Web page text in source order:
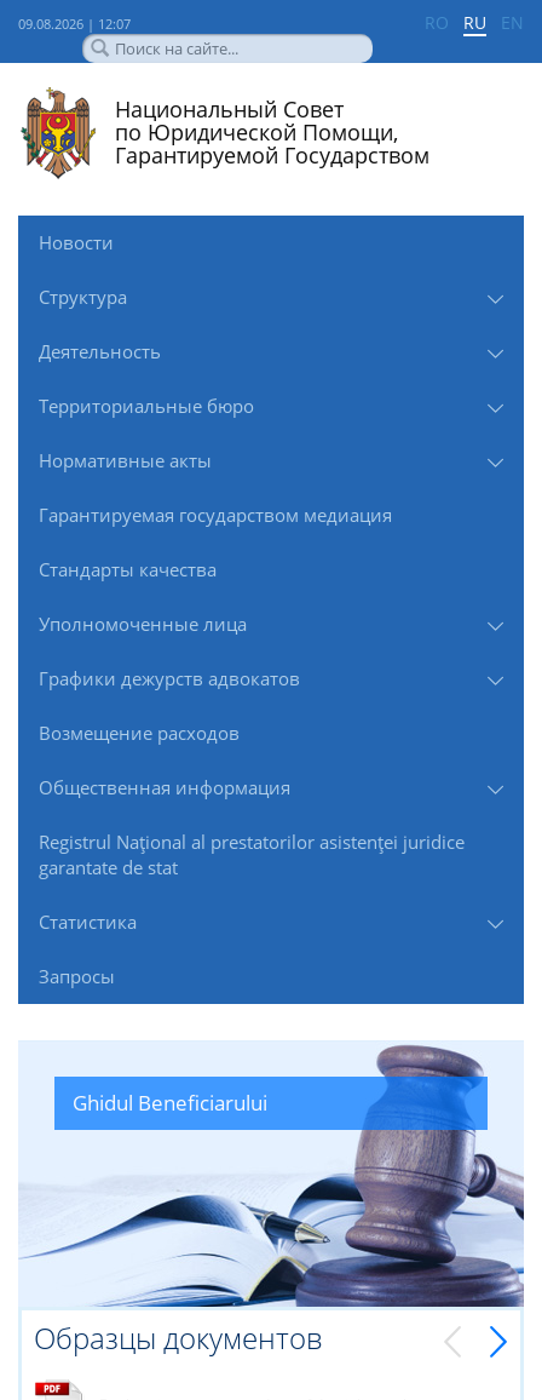
09.08.2026 | 12:07 RO RU EN
Национальный Совет
по Юридической Помощи,
Гарантируемой Государством
Новости
Структура
Деятельность
Территориальные бюро
Нормативные акты
Гарантируемая государством медиация
Стандарты качества
Уполномоченные лица
Графики дежурств адвокатов
Возмещение расходов
Общественная информация
Registrul Naţional al prestatorilor asistenţei juridice
garantate de stat
Статистика
Запросы
Ghidul Beneficiarului
Образцы документов